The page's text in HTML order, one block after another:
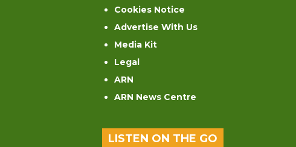
Cookies Notice
Advertise With Us
Media Kit
Legal
ARN
ARN News Centre
LISTEN ON THE GO